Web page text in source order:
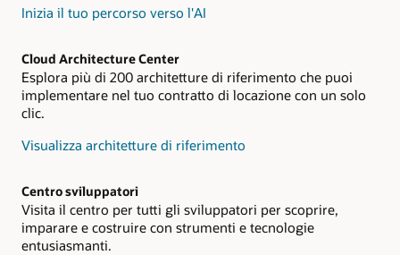
Inizia il tuo percorso verso l'AI
Cloud Architecture Center
Esplora più di 200 architetture di riferimento che puoi
implementare nel tuo contratto di locazione con un solo
clic.
Visualizza architetture di riferimento
Centro sviluppatori
Visita il centro per tutti gli sviluppatori per scoprire,
imparare e costruire con strumenti e tecnologie
entusiasmanti.